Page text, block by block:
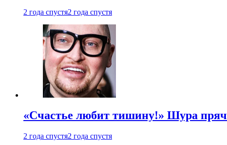
2 года спустя2 года спустя
«Счастье любит тишину!» Шура
2 года спустя2 года спустя